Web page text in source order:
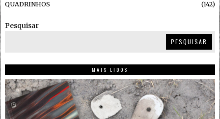
QUADRINHOS 142
Pesquisar
PESQUISAR
MAIS LIDOS